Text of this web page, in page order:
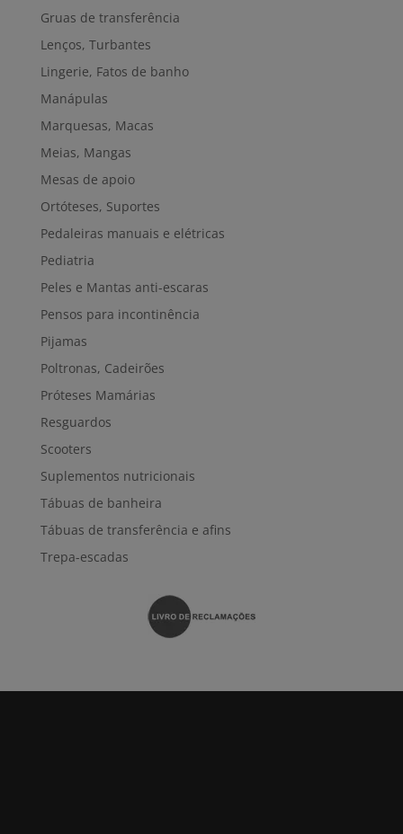
Gruas de transferência
Lenços, Turbantes
Lingerie, Fatos de banho
Manápulas
Marquesas, Macas
Meias, Mangas
Mesas de apoio
Ortóteses, Suportes
Pedaleiras manuais e elétricas
Pediatria
Peles e Mantas anti-escaras
Pensos para incontinência
Pijamas
Poltronas, Cadeirões
Próteses Mamárias
Resguardos
Scooters
Suplementos nutricionais
Tábuas de banheira
Tábuas de transferência e afins
Trepa-escadas